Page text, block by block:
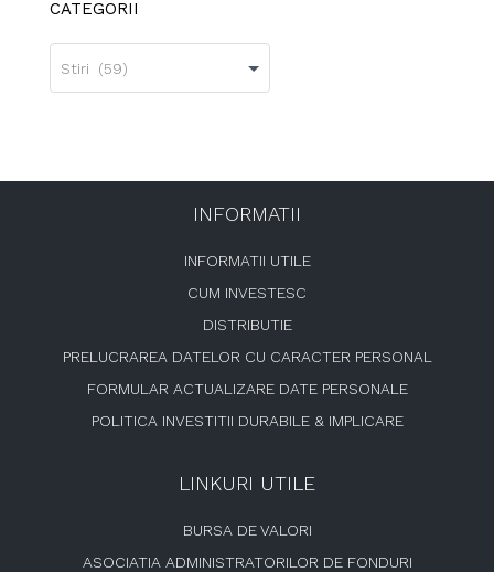
CATEGORII
Stiri (59)
INFORMATII
INFORMATII UTILE
CUM INVESTESC
DISTRIBUTIE
PRELUCRAREA DATELOR CU CARACTER PERSONAL
FORMULAR ACTUALIZARE DATE PERSONALE
POLITICA INVESTITII DURABILE & IMPLICARE
LINKURI UTILE
BURSA DE VALORI
ASOCIATIA ADMINISTRATORILOR DE FONDURI